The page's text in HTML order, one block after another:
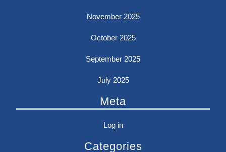
November 2025
October 2025
September 2025
July 2025
Meta
Log in
Categories